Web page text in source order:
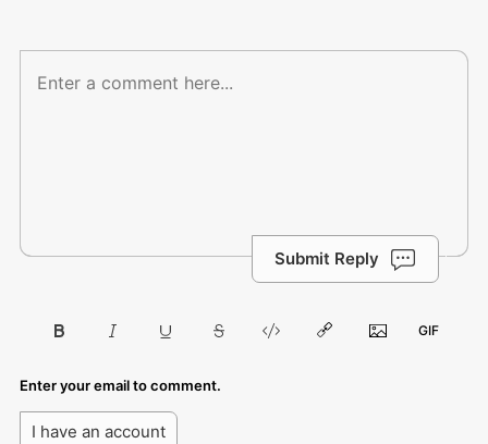
Submit Reply
Enter your email to comment.
I have an account